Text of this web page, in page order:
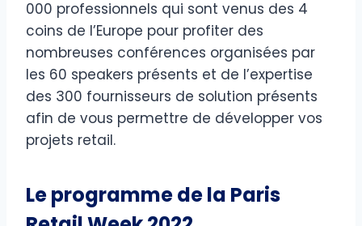
000 professionnels qui sont venus des 4
coins de l’Europe pour profiter des
nombreuses conférences organisées par
les 60 speakers présents et de l’expertise
des 300 fournisseurs de solution présents
afin de vous permettre de développer vos
projets retail.
Le programme de la Paris